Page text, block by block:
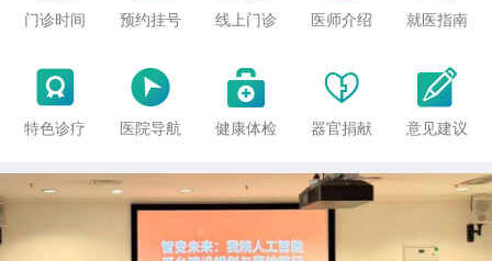
门诊时间 预约挂号 线上门诊 医师介绍 就医指南

特色诊疗

医院导航

健康体检

器官捐献

意见建议